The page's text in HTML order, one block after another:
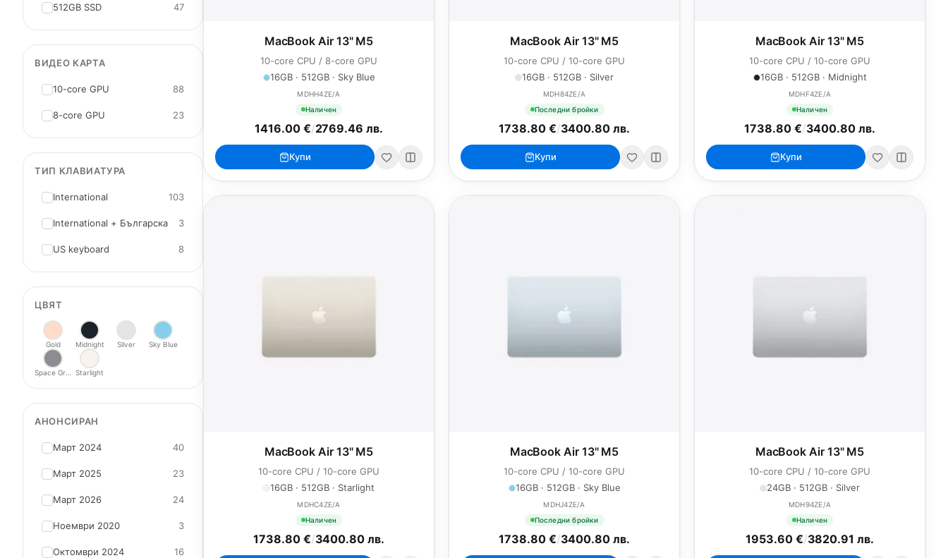
512GB SSD 47
ВИДЕО КАРТА
10-core GPU 88
8-core GPU 23
ТИП КЛАВИАТУРА
International 103
International + Българска 3
US keyboard 8
ЦВЯТ
Gold Midnight Silver Sky Blue
Starlight
АНОНСИРАН
Март 2024 40
Март 2025 23
Март 2026 24
Ноември 2020 3
Октомври 2024 16
MacBook Air 13" M5
10-core CPU / 8-core GPU
16GB · 512GB · Sky Blue
MDHH4ZE/A
Наличен
1416.00 €/2769.46 лв.
Купи
MacBook Air 13" M5
10-core CPU / 10-core GPU
16GB · 512GB · Silver
MDH84ZE/A
Последни бройки
1738.80 €/3400.80 лв.
Купи
MacBook Air 13" M5
10-core CPU / 10-core GPU
16GB · 512GB · Midnight
MDHF4ZE/A
Наличен
1738.80 €/3400.80 лв.
Купи
MacBook Air 13" M5
10-core CPU / 10-core GPU
16GB · 512GB · Starlight
MDHC4ZE/A
Наличен
1738.80 €/3400.80 лв.
MacBook Air 13" M5
10-core CPU / 10-core GPU
16GB · 512GB · Sky Blue
MDHJ4ZE/A
Последни бройки
1738.80 €/3400.80 лв.
MacBook Air 13" M5
10-core CPU / 10-core GPU
24GB · 512GB · Silver
MDH94ZE/A
Наличен
1953.60 €/3820.91 лв.